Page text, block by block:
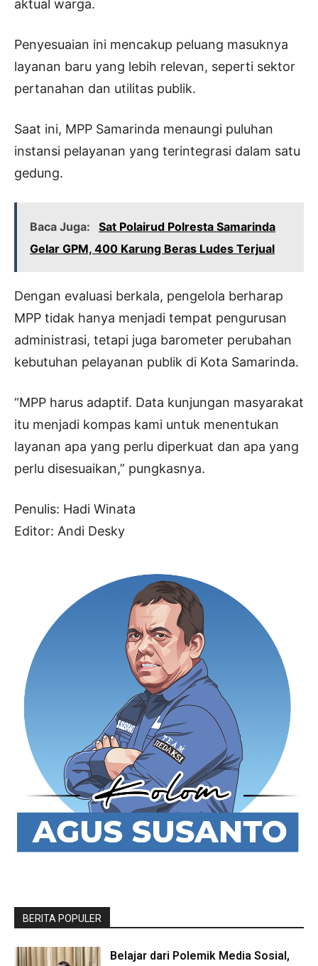
aktual warga.
Penyesuaian ini mencakup peluang masuknya
layanan baru yang lebih relevan, seperti sektor
pertanahan dan utilitas publik.
Saat ini, MPP Samarinda menaungi puluhan
instansi pelayanan yang terintegrasi dalam satu
gedung.
Baca Juga:
Sat Polairud Polresta Samarinda
Gelar GPM, 400 Karung Beras Ludes Terjual
Dengan evaluasi berkala, pengelola berharap
MPP tidak hanya menjadi tempat pengurusan
administrasi, tetapi juga barometer perubahan
kebutuhan pelayanan publik di Kota Samarinda.
“MPP harus adaptif. Data kunjungan masyarakat
itu menjadi kompas kami untuk menentukan
layanan apa yang perlu diperkuat dan apa yang
perlu disesuaikan,” pungkasnya.
Penulis: Hadi Winata
Editor: Andi Desky
BERITA POPULER
Belajar dari Polemik Media Sosial,